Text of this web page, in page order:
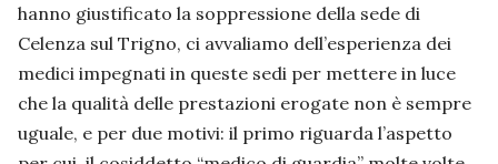
hanno giustificato la soppressione della sede di
Celenza sul Trigno, ci avvaliamo dell’esperienza dei
medici impegnati in queste sedi per mettere in luce
che la qualità delle prestazioni erogate non è sempre
uguale, e per due motivi: il primo riguarda l’aspetto